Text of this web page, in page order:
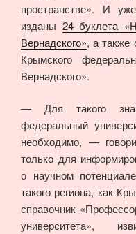
пространстве». И
изданы 24 буклета
Вернадского», а также
Крымского
Вернадского».
— Для такого
федеральный
необходимо, —
только для
о научном
такого региона, как
справочник
университета»,